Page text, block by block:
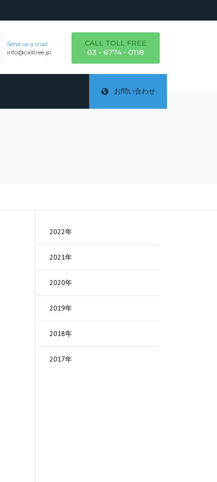
Send us a mail
info@calltree.jp
CALL TOLL FREE
03 - 6774 - 0118
お問い合わせ
2022年
2021年
2020年
2019年
2018年
2017年